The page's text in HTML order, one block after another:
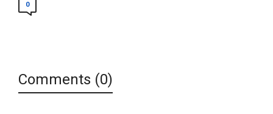
0
Comments (0)